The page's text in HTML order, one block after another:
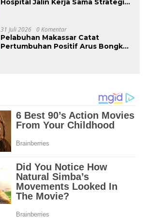
Hospital Jalin Kerja Sama Strategis
31 Juli 2026 0 Komentar
Pelabuhan Makassar Catat
Pertumbuhan Positif Arus Bongkar